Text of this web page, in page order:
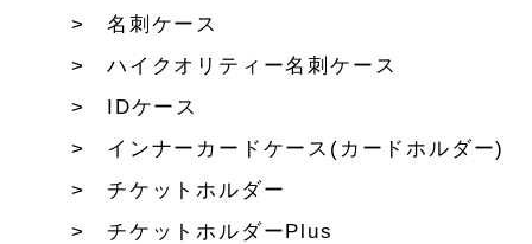
名刺ケース
ハイクオリティー名刺ケース
IDケース
インナーカードケース(カードホルダー)
チケットホルダー
チケットホルダーPlus